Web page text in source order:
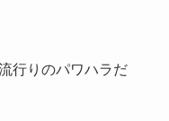
行りのパワハラだ